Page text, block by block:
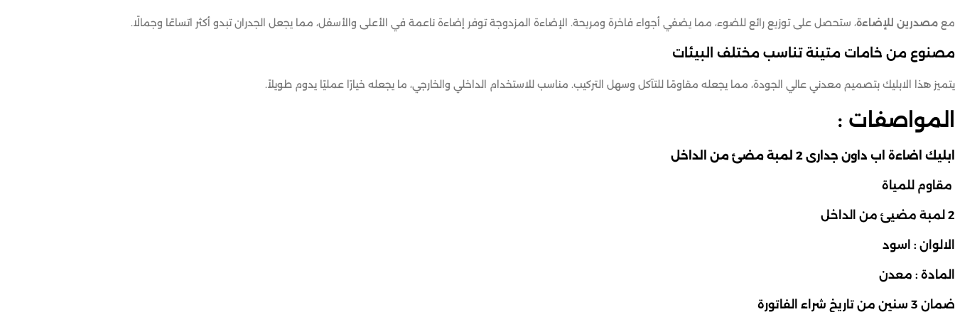
مع مصدرين للإضاءة، ستحصل على توزيع رائع للضوء، مما يضفي أجواء فاخرة ومريحة. الإضاءة المزدوجة توفر إضاءة ناعمة في الأعلى والأسفل، مما يجعل الجدران تبدو أكثر اتساعًا وجمالًا.
مصنوع من خامات متينة تناسب مختلف البيئات
يتميز هذا الابليك بتصميم معدني عالي الجودة، مما يجعله مقاومًا للتآكل وسهل التركيب. مناسب للاستخدام الداخلي والخارجي، ما يجعله خيارًا عمليًا يدوم طويلاً.
المواصفات :
ابليك اضاءة اب داون جدارى 2 لمبة مضئ من الداخل
مقاوم للمياة
2 لمبة مضيئ من الداخل
الالوان : اسود
المادة : معدن
ضمان 3 سنين من تاريخ شراء الفاتورة